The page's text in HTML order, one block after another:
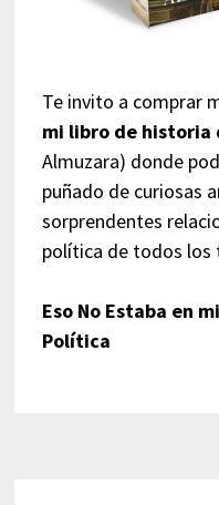
Te invito a comprar
mi libro de historia
Almuzara) donde
puñado de curiosas
sorprendentes
política de todos los
Eso No Estaba en
Política